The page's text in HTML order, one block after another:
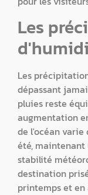
Les
Les
dépassant
pluies reste
augmentation
de l'océan varie
été,
stabilité
destination
printemps et en